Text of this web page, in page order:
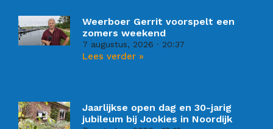
Weerboer Gerrit voorspelt een
zomers weekend
7 augustus, 2026 20:37
Lees verder »
Jaarlijkse open dag en 30-jarig
jubileum bij Jookies in Noordijk